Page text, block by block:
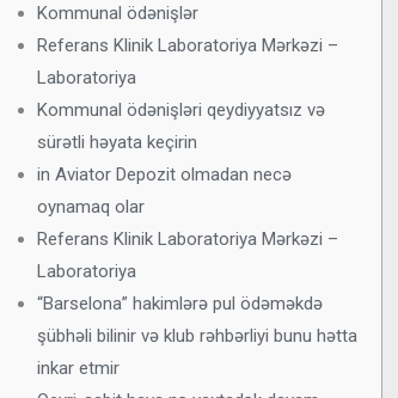
Kommunal ödənişlər
Referans Klinik Laboratoriya Mərkəzi –
Laboratoriya
Kommunal ödənişləri qeydiyyatsız və
sürətli həyata keçirin
in Aviator Depozit olmadan necə
oynamaq olar
Referans Klinik Laboratoriya Mərkəzi –
Laboratoriya
“Barselona” hakimlərə pul ödəməkdə
şübhəli bilinir və klub rəhbərliyi bunu hətta
inkar etmir